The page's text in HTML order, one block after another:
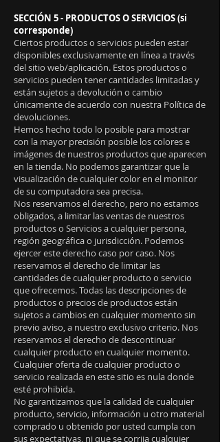
SECCIÓN 5 - PRODUCTOS O SERVICIOS (si
corresponde)
Ciertos productos o servicios pueden estar
disponibles exclusivamente en línea a través
del sitio web/aplicación. Estos productos o
servicios pueden tener cantidades limitadas y
están sujetos a devolución o cambio
únicamente de acuerdo con nuestra Política de
devoluciones.
Hemos hecho todo lo posible para mostrar
con la mayor precisión posible los colores e
imágenes de nuestros productos que aparecen
en la tienda. No podemos garantizar que la
visualización de cualquier color en el monitor
de su computadora sea precisa.
Nos reservamos el derecho, pero no estamos
obligados, a limitar las ventas de nuestros
productos o Servicios a cualquier persona,
región geográfica o jurisdicción. Podemos
ejercer este derecho caso por caso. Nos
reservamos el derecho de limitar las
cantidades de cualquier producto o servicio
que ofrecemos. Todas las descripciones de
productos o precios de productos están
sujetos a cambios en cualquier momento sin
previo aviso, a nuestro exclusivo criterio. Nos
reservamos el derecho de descontinuar
cualquier producto en cualquier momento.
Cualquier oferta de cualquier producto o
servicio realizada en este sitio es nula donde
esté prohibida.
No garantizamos que la calidad de cualquier
producto, servicio, información u otro material
comprado u obtenido por usted cumpla con
sus expectativas, ni que se corrija cualquier